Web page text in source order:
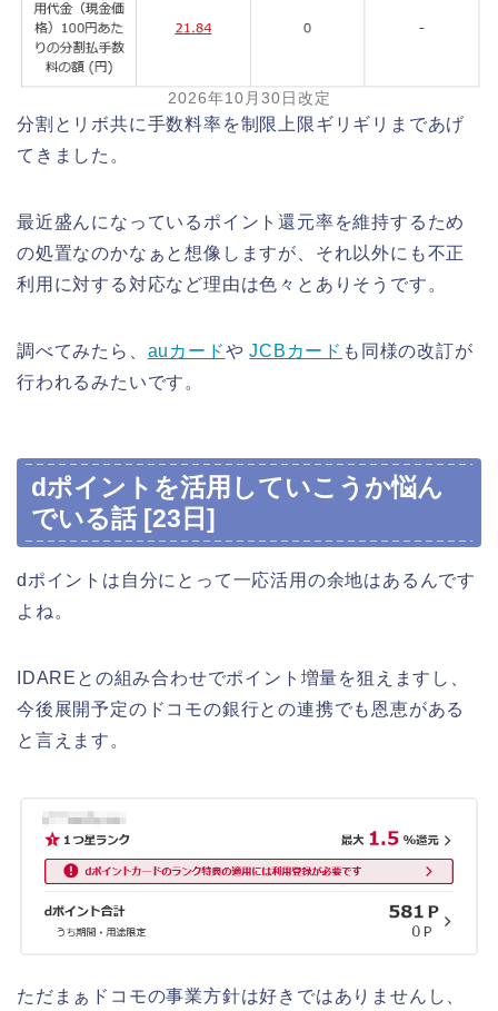
2026年10月30日改定
分割とリボ共に手数料率を制限上限ギリギリまであげ
てきました。
最近盛んになっているポイント還元率を維持するため
の処置なのかなぁと想像しますが、それ以外にも不正
利用に対する対応など理由は色々とありそうです。
調べてみたら、 auカードやJCBカード も同様の改訂が
行われるみたいです。
dポイントを活用していこうか悩ん
でいる話 [23日]
dポイントは自分にとって一応活用の余地はあるんです
よね。
IDAREとの組み合わせでポイント増量を狙えますし、
今後展開予定のドコモの銀行との連携でも恩恵がある
と言えます。
ただまぁドコモの事業方針は好きではありませんし、